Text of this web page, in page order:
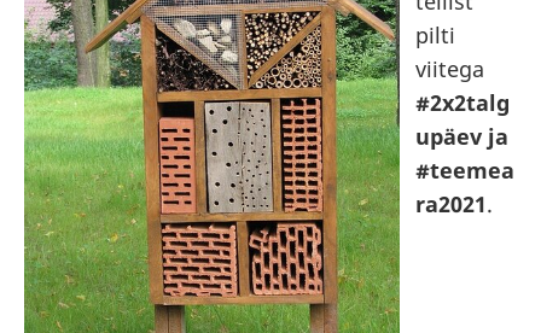
pilti
viitega
#2x2talg
upäev ja
#teemea
ra2021.